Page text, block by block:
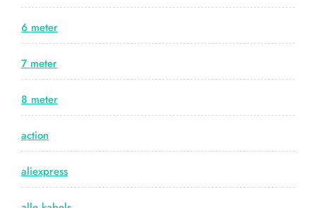
6 meter
7 meter
8 meter
action
aliexpress